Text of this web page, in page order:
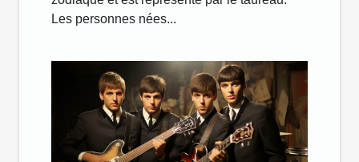
Les personnes nées...